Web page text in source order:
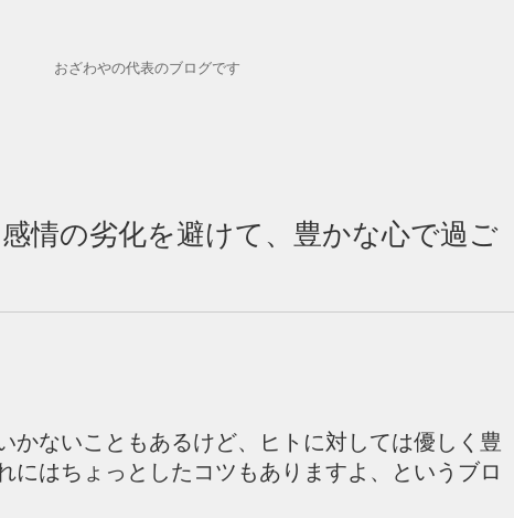
おざわやの代表のブログです
感情の劣化を避けて、豊かな心で過ご
かないこともあるけど、ヒトに対しては優しく豊
にはちょっとしたコツもありますよ、というブロ